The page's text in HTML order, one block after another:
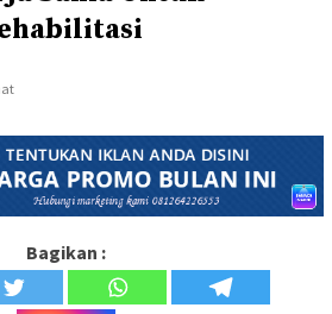
Bagikan :